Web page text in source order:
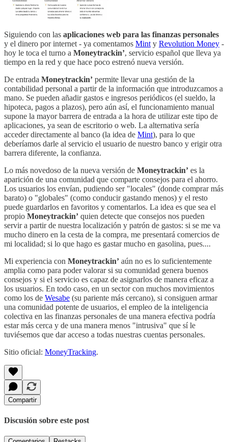
Siguiendo con las aplicaciones web para las finanzas personales
y el dinero por internet - ya comentamos Mint y Revolution Money -
hoy le toca el turno a Moneytrackin’, servicio español que lleva ya
tiempo en la red y que hace poco estrenó nueva versión.
De entrada Moneytrackin’ permite llevar una gestión de la
contabilidad personal a partir de la información que introduzcamos a
mano. Se pueden añadir gastos e ingresos periódicos (el sueldo, la
hipoteca, pagos a plazos), pero aún así, el funcionamiento manual
supone la mayor barrera de entrada a la hora de utilizar este tipo de
aplicaciones, ya sean de escritorio o web. La alternativa sería
acceder directamente al banco (la idea de Mint), para lo que
deberíamos darle al servicio el usuario de nuestro banco y erigir otra
barrera diferente, la confianza.
Lo más novedoso de la nueva versión de Moneytrackin’ es la
aparición de una comunidad que comparte consejos para el ahorro.
Los usuarios los envían, pudiendo ser "locales" (donde comprar más
barato) o "globales" (como conducir gastando menos) y el resto
puede guardarlos en favoritos y comentarlos. La idea es que sea el
propio Moneytrackin’ quien detecte que consejos nos pueden
servir a partir de nuestra localización y patrón de gastos: si se me va
mucho dinero en la cesta de la compra, me presentará comercios de
mi localidad; si lo que hago es gastar mucho en gasolina, pues....
Mi experiencia con Moneytrackin’ aún no es lo suficientemente
amplia como para poder valorar si su comunidad genera buenos
consejos y si el servicio es capaz de asignarlos de manera eficaz a
los usuarios. En todo caso, en un sector con muchos movimientos
como los de Wesabe (su pariente más cercano), si consiguen armar
una comunidad potente de usuarios, el empleo de la inteligencia
colectiva en las finanzas personales de una manera efectiva podría
estar más cerca y de una manera menos "intrusiva" que sí le
tuviésemos que dar acceso a todas nuestras cuentas personales.
Sitio oficial: MoneyTracking.
Compartir
Discusión sobre este post